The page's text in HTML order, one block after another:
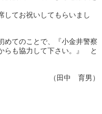
してお祝いしてもらいまし
めてのことで、『小金井警察
らも協力して下さい。』 と
（田中 育男）